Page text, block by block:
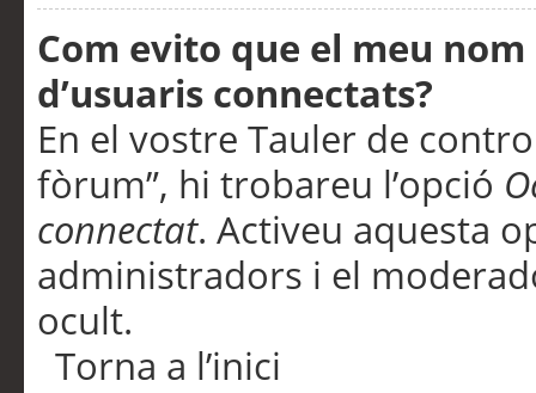
Com evito que el meu
d’usuaris connectats?
En el vostre Tauler de
fòrum”, hi trobareu l’opció
connectat. Activeu aquesta
administradors i el
ocult.
Torna a l’inici